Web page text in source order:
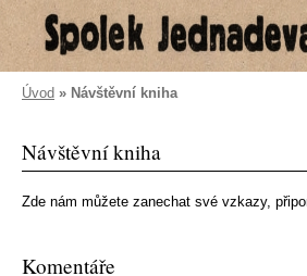
Úvod » Návštěvní kniha
Návštěvní kniha
Zde nám můžete zanechat své vzkazy,
Komentáře